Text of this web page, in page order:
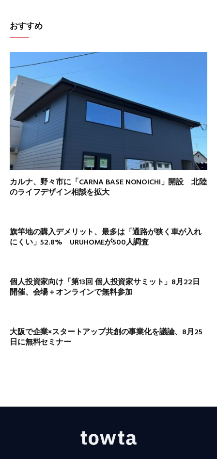
おすすめ
カルナ、野々市に「CARNA BASE NONOICHI」開設 北陸
のライフデザイン相談を拡大
旗竿地の購入デメリット、最多は「通路が狭く車が入れ
にくい」52.8% URUHOMEが500人調査
個人投資家向け「第13回 個人投資家サミット」8月22日
開催、会場＋オンラインで無料参加
大阪で企業×スタートアップ共創の事業化を議論、8月25
日に無料セミナー